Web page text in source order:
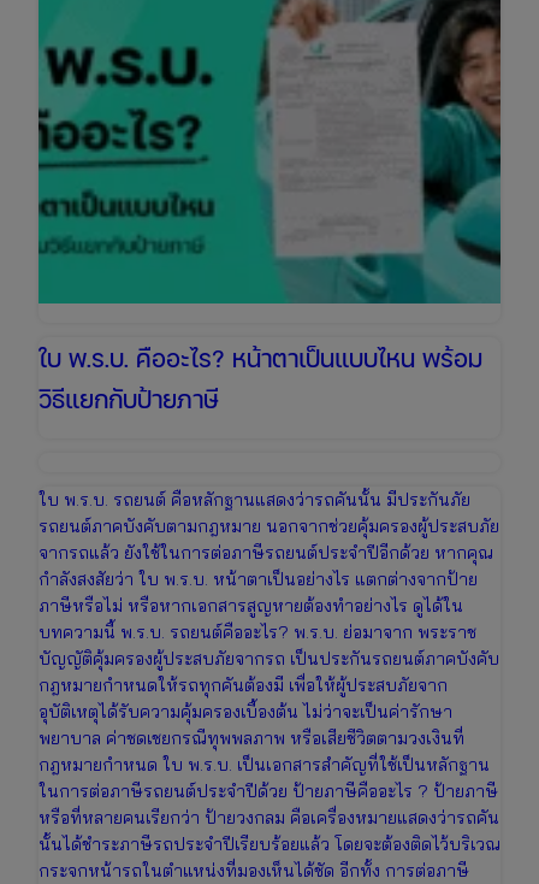
เช็ก
ข้อมูล
เพื่อ
เตรียม
ให้
ใบ พ.ร.บ. คืออะไร? หน้าตาเป็นแบบไหน พร้อม
วิธีแยกกับป้ายภาษี
ใบ พ.ร.บ. รถยนต์ คือหลักฐานแสดงว่ารถคันนั้น มีประกันภัย
รถยนต์ภาคบังคับตามกฎหมาย นอกจากช่วยคุ้มครองผู้ประสบภัย
จากรถแล้ว ยังใช้ในการต่อภาษีรถยนต์ประจำปีอีกด้วย หากคุณ
กำลังสงสัยว่า ใบ พ.ร.บ. หน้าตาเป็นอย่างไร แตกต่างจากป้าย
ภาษีหรือไม่ หรือหากเอกสารสูญหายต้องทำอย่างไร ดูได้ใน
บทความนี้ พ.ร.บ. รถยนต์คืออะไร? พ.ร.บ. ย่อมาจาก พระราช
บัญญัติคุ้มครองผู้ประสบภัยจากรถ เป็นประกันรถยนต์ภาคบังคับ
กฎหมายกำหนดให้รถทุกคันต้องมี เพื่อให้ผู้ประสบภัยจาก
อุบัติเหตุได้รับความคุ้มครองเบื้องต้น ไม่ว่าจะเป็นค่ารักษา
พยาบาล ค่าชดเชยกรณีทุพพลภาพ หรือเสียชีวิตตามวงเงินที่
กฎหมายกำหนด ใบ พ.ร.บ. เป็นเอกสารสำคัญที่ใช้เป็นหลักฐาน
ในการต่อภาษีรถยนต์ประจำปีด้วย ป้ายภาษีคืออะไร ? ป้ายภาษี
หรือที่หลายคนเรียกว่า ป้ายวงกลม คือเครื่องหมายแสดงว่ารถคัน
นั้นได้ชำระภาษีรถประจำปีเรียบร้อยแล้ว โดยจะต้องติดไว้บริเวณ
กระจกหน้ารถในตำแหน่งที่มองเห็นได้ชัด อีกทั้ง การต่อภาษี